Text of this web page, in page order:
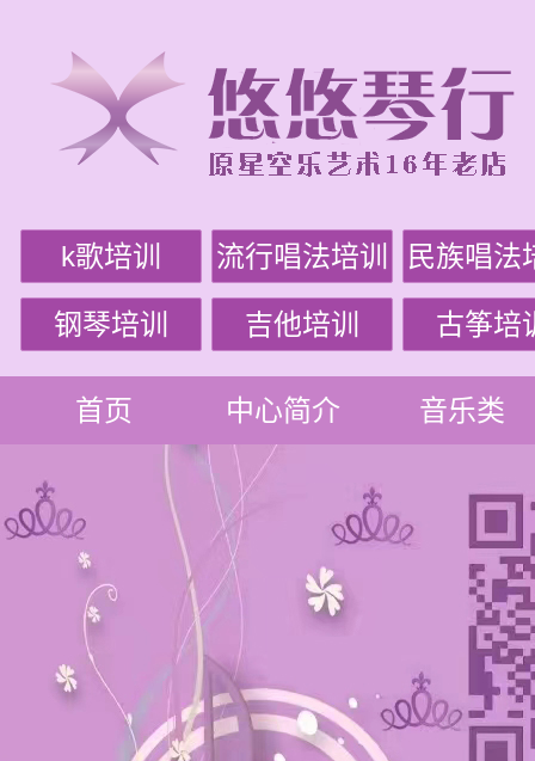
k歌培训 流行唱法培训 民族唱法
钢琴培训 吉他培训 古筝培
首页 中心简介 音乐类